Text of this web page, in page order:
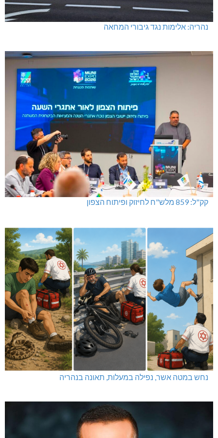
נהריה: אלימות נגד גיבורי המחאה
קק"ל: 859 מלש"ח לחיזוק ופיתוח הצפון
נחש במטה אשר, נפילה במעלות, תאונה בנהריה